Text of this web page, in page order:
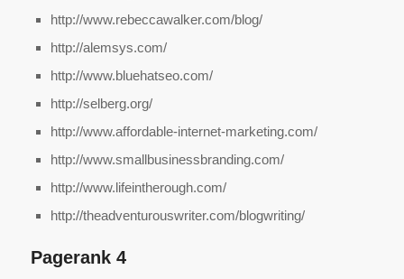
http://www.rebeccawalker.com/blog/
http://alemsys.com/
http://www.bluehatseo.com/
http://selberg.org/
http://www.affordable-internet-marketing.com/
http://www.smallbusinessbranding.com/
http://www.lifeintherough.com/
http://theadventurouswriter.com/blogwriting/
Pagerank 4